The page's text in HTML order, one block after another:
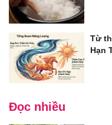
Từ
Hạn
Đọc nhiều